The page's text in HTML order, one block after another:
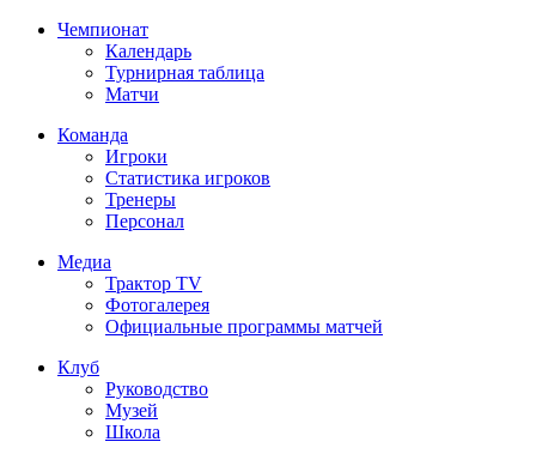
Чемпионат
Календарь
Турнирная таблица
Матчи
Команда
Игроки
Статистика игроков
Тренеры
Персонал
Медиа
Трактор TV
Фотогалерея
Официальные программы матчей
Клуб
Руководство
Музей
Школа